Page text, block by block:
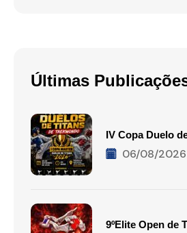
Últimas
IV Copa Duelo
06/08/2026
9ºElite Open de